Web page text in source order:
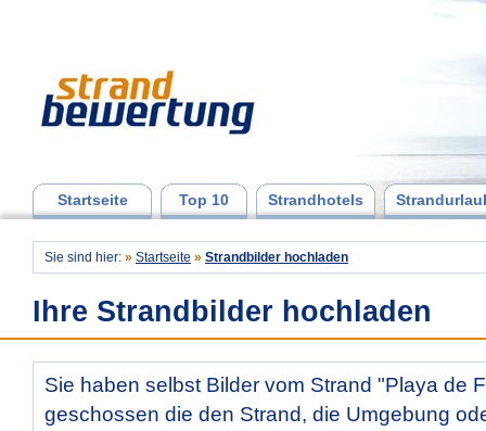
Startseite Top 10 Strandhotels
Sie sind hier: » Startseite » Strandbilder hochladen
Ihre Strandbilder hochladen
Sie haben selbst Bilder vom Strand "Playa de
geschossen die den Strand, die Umgebung